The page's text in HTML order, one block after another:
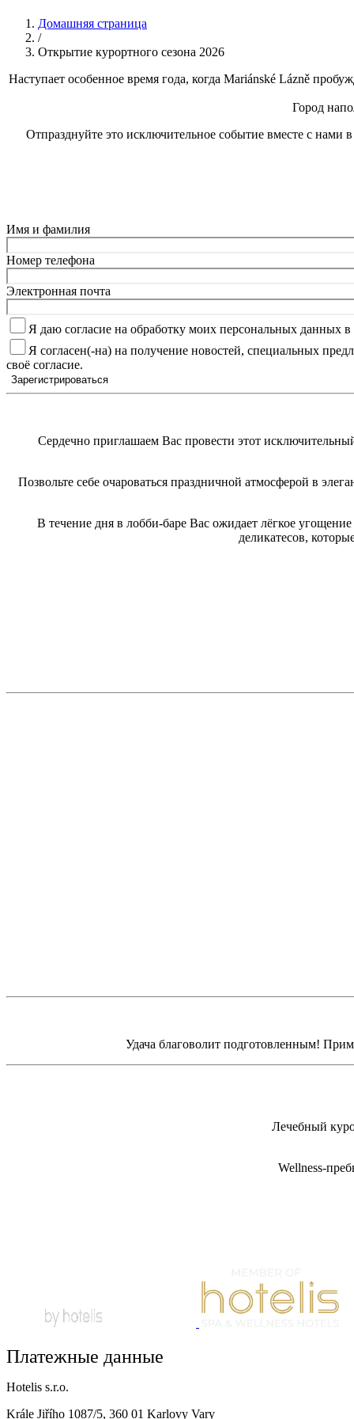
Домашняя страница
/
Открытие курортного сезона 2026
Наступает особенное время года, когда Mariánské Lázně
Город
Отпразднуйте это исключительное событие вместе с нами в
Имя и фамилия
Номер телефона
Электронная почта
Я даю согласие на обработку моих персональных данных
Я согласен(-на) на получение новостей, специальных
своё согласие.
Сердечно приглашаем Вас провести этот
Позвольте себе очароваться праздничной атмосферой в
В течение дня в лобби-баре Вас ожидает лёгкое
деликатесов,
Удача благоволит подготовленным!
Лечебный
Wellness-
Платежные данные
Hotelis s.r.o.
Krále Jiřího 1087/5, 360 01 Karlovy Vary